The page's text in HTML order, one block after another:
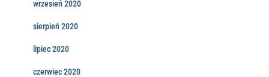
wrzesień 2020
sierpień 2020
lipiec 2020
czerwiec 2020